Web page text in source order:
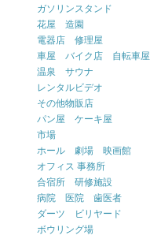
ガソリンスタンド
花屋 造園
電器店 修理屋
車屋 バイク店 自転車屋
温泉 サウナ
レンタルビデオ
その他物販店
パン屋 ケーキ屋
市場
ホール 劇場 映画館
オフィス 事務所
合宿所 研修施設
病院 医院 歯医者
ダーツ ビリヤード
ボウリング場